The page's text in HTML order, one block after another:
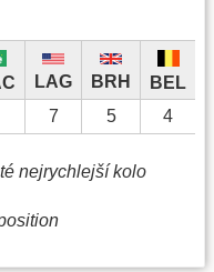
LAG BRH BEL
7 5 4
nejrychlejší kolo